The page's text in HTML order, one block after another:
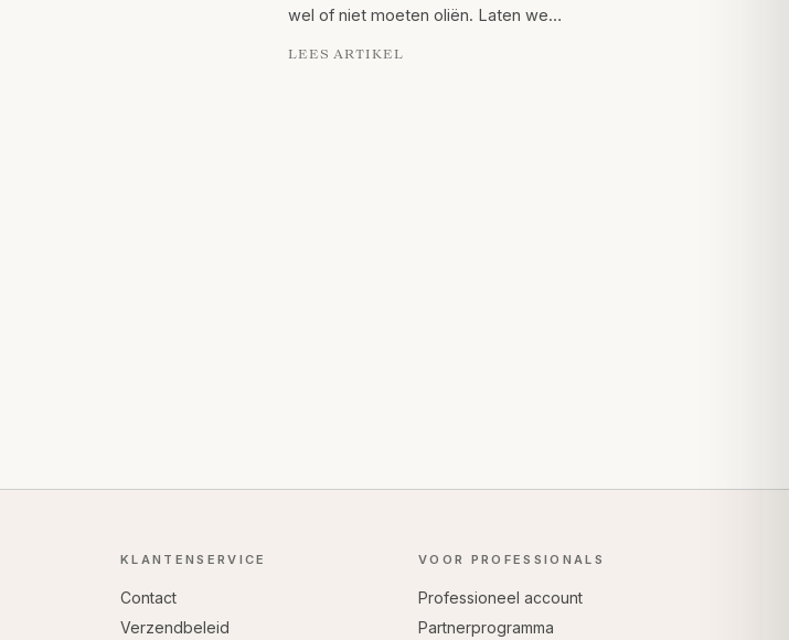
wel of niet moeten oliën. Laten we…
LEES ARTIKEL
KLANTENSERVICE
Contact
Verzendbeleid
VOOR PROFESSIONALS
Professioneel account
Partnerprogramma